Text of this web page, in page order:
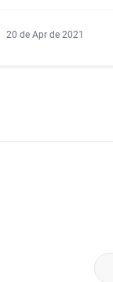
20 de Apr de 2021